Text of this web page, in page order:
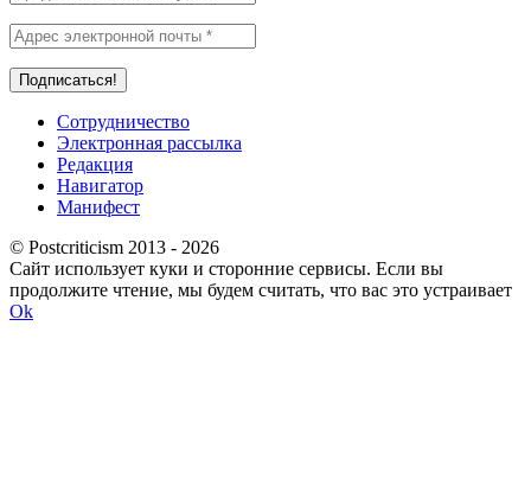
Сотрудничество
Электронная рассылка
Редакция
Навигатор
Манифест
© Postcriticism 2013 - 2026
Сайт использует куки и сторонние сервисы. Если вы
продолжите чтение, мы будем считать, что вас это устраивает
Ok